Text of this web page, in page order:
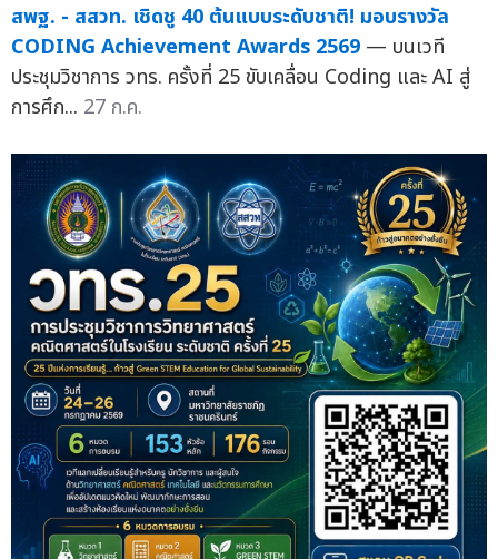
สพฐ. - สสวท. เชิดชู 40 ต้นแบบระดับชาติ! มอบรางวัล
CODING Achievement Awards 2569 — บนเวที
ประชุมวิชาการ วทร. ครั้งที่ 25 ขับเคลื่อน Coding และ AI สู่
การศึก... 27 ก.ค.